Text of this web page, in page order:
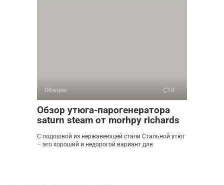
Обзоры 0
Обзор утюга-парогенератора
saturn steam от morhpy richards
С подошвой из нержавеющей стали Стальной утюг
– это хороший и недорогой вариант для